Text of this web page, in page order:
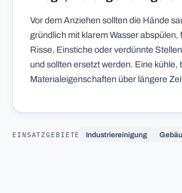
Vor dem Anziehen sollten die Hände
gründlich mit klarem Wasser
Risse, Einstiche oder verdünnte
und sollten ersetzt werden. Eine
Materialeigenschaften über längere
EINSATZGEBIETE Industriereinigung